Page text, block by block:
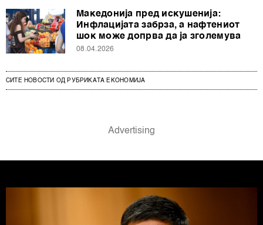
Македонија пред искушенија:
Инфлацијата забрза, а нафтениот
шок може допрва да ја зголемува
08.04.2026
СИТЕ НОВОСТИ ОД РУБРИКАТА ЕКОНОМИЈА